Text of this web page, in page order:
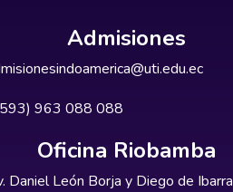
Admisiones
963 088 088
Oficina Riobamba
Daniel León Borja y Diego de Ibarra